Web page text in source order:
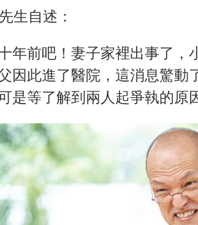
生自述：
年前吧！妻子家裡出事了，
因此進了醫院，這消息驚動
是等了解到兩人起爭執的原